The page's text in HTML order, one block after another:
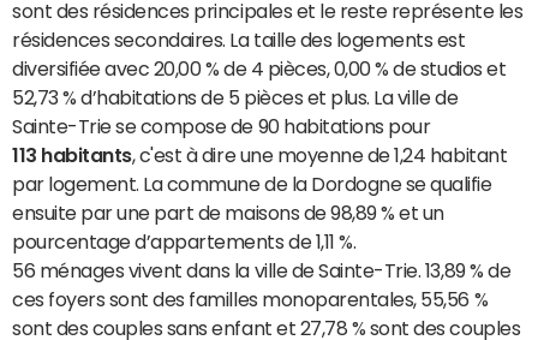
sont des résidences principales et le reste représente les
résidences secondaires. La taille des logements est
diversifiée avec 20,00 % de 4 pièces, 0,00 % de studios et
52,73 % d’habitations de 5 pièces et plus. La ville de
Sainte-Trie se compose de 90 habitations pour
113 habitants, c'est à dire une moyenne de 1,24 habitant
par logement. La commune de la Dordogne se qualifie
ensuite par une part de maisons de 98,89 % et un
pourcentage d’appartements de 1,11 %.
56 ménages vivent dans la ville de Sainte-Trie. 13,89 % de
ces foyers sont des familles monoparentales, 55,56 %
sont des couples sans enfant et 27,78 % sont des couples